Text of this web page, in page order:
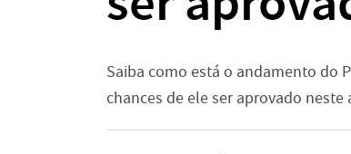
Saiba como está o andamento do
chances de ele ser aprovado neste